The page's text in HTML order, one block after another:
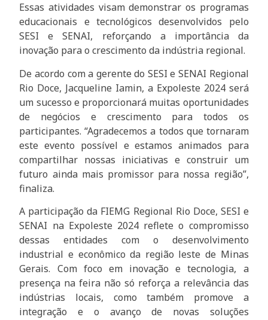
Essas atividades visam demonstrar os programas
educacionais e tecnológicos desenvolvidos pelo
SESI e SENAI, reforçando a importância da
inovação para o crescimento da indústria regional.
De acordo com a gerente do SESI e SENAI Regional
Rio Doce, Jacqueline Iamin, a Expoleste 2024 será
um sucesso e proporcionará muitas oportunidades
de negócios e crescimento para todos os
participantes. “Agradecemos a todos que tornaram
este evento possível e estamos animados para
compartilhar nossas iniciativas e construir um
futuro ainda mais promissor para nossa região”,
finaliza.
A participação da FIEMG Regional Rio Doce, SESI e
SENAI na Expoleste 2024 reflete o compromisso
dessas entidades com o desenvolvimento
industrial e econômico da região leste de Minas
Gerais. Com foco em inovação e tecnologia, a
presença na feira não só reforça a relevância das
indústrias locais, como também promove a
integração e o avanço de novas soluções